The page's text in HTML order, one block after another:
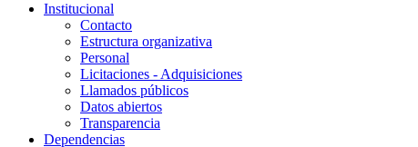
Institucional
Contacto
Estructura organizativa
Personal
Licitaciones - Adquisiciones
Llamados públicos
Datos abiertos
Transparencia
Dependencias